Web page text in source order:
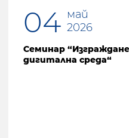
04 май
2026
Семинар
дигитална среда“